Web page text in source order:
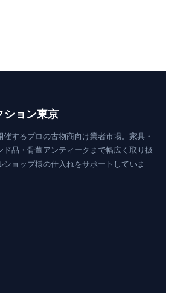
ション東京
するプロの古物商向け業者市場。家具・
品・骨董アンティークまで幅広く取り扱
ョップ様の仕入れをサポートしていま